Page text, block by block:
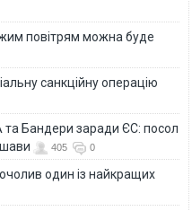
повітрям можна буде
санкційну операцію
та Бандери заради ЄС: посол
405 0
один із найкращих